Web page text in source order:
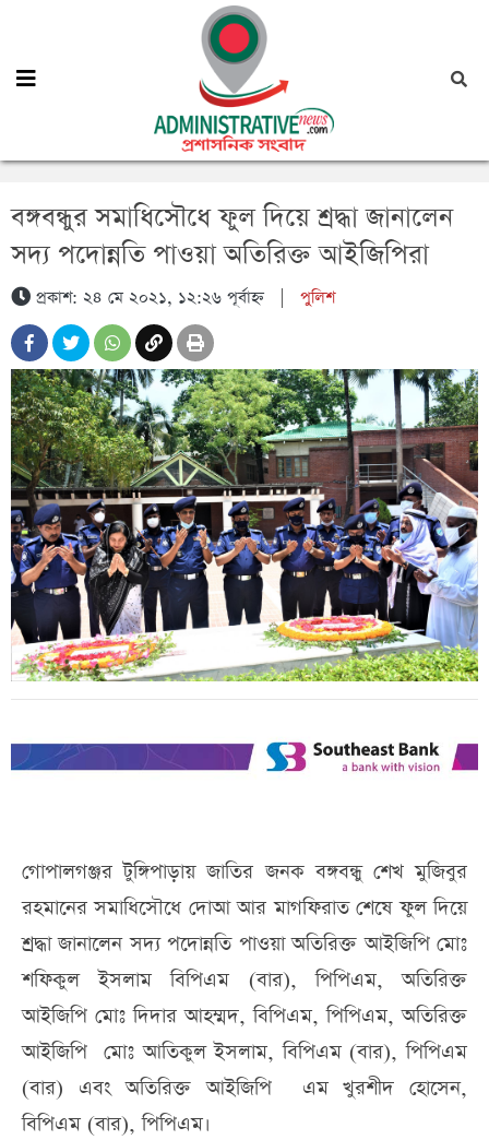
বঙ্গবন্ধুর সমাধিসৌধে ফুল দিয়ে শ্রদ্ধা জানালেন
সদ্য পদোন্নতি পাওয়া অতিরিক্ত আইজিপিরা
প্রকাশ: ২৪ মে ২০২১, ১২:২৬ পূর্বাহ্ন| পুলিশ
গোপালগঞ্জর টুঙ্গিপাড়ায় জাতির জনক বঙ্গবন্ধু শেখ মুজিবুর
রহমানের সমাধিসৌধে দোআ আর মাগফিরাত শেষে ফুল দিয়ে
শ্রদ্ধা জানালেন সদ্য পদোন্নতি পাওয়া অতিরিক্ত আইজিপি মোঃ
শফিকুল ইসলাম বিপিএম (বার), পিপিএম, অতিরিক্ত
আইজিপি মোঃ দিদার আহম্মদ, বিপিএম, পিপিএম, অতিরিক্ত
আইজিপি মোঃ আতিকুল ইসলাম, বিপিএম (বার), পিপিএম
(বার) এবং অতিরিক্ত আইজিপি এম খুরশীদ হোসেন,
বিপিএম (বার), পিপিএম।